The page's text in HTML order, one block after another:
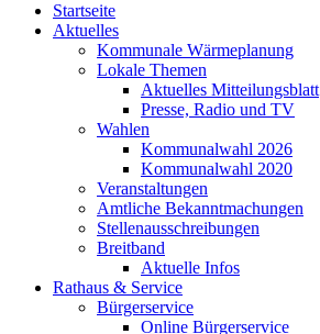
Startseite
Aktuelles
Kommunale Wärmeplanung
Lokale Themen
Aktuelles Mitteilungsblatt
Presse, Radio und TV
Wahlen
Kommunalwahl 2026
Kommunalwahl 2020
Veranstaltungen
Amtliche Bekanntmachungen
Stellenausschreibungen
Breitband
Aktuelle Infos
Rathaus & Service
Bürgerservice
Online Bürgerservice